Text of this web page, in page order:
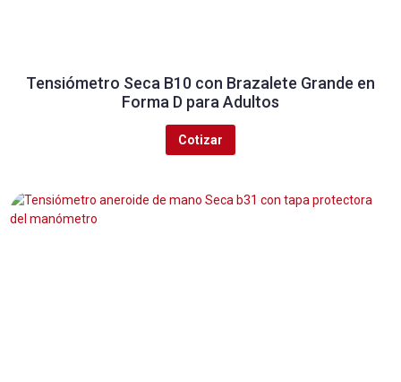
Tensiómetro Seca B10 con Brazalete Grande en
Forma D para Adultos
Cotizar